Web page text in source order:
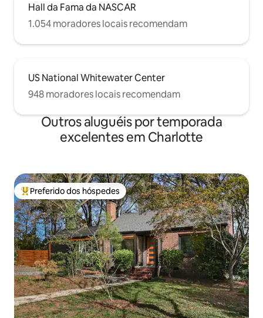
Hall da Fama da NASCAR
1.054 moradores locais recomendam
US National Whitewater Center
948 moradores locais recomendam
Outros aluguéis por temporada
excelentes em Charlotte
Entre os melhores preferidos dos hóspedes
Preferido dos hóspedes